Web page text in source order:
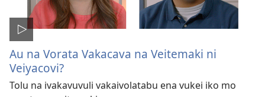
Au na Vorata Vakacava na Veitemaki ni
Veiyacovi?
Tolu na ivakavuvuli vakaivolatabu ena vukei iko mo